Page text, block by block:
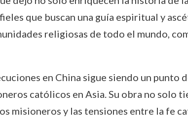
que buscan una guía espiritual y
religiosas de todo el mundo,
en China sigue siendo un
católicos en Asia. Su obra no solo
misioneros y las tensiones entre la fe